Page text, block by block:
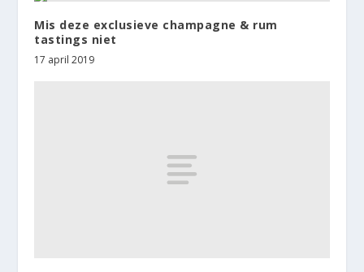
Mis deze exclusieve champagne & rum
tastings niet
17 april 2019